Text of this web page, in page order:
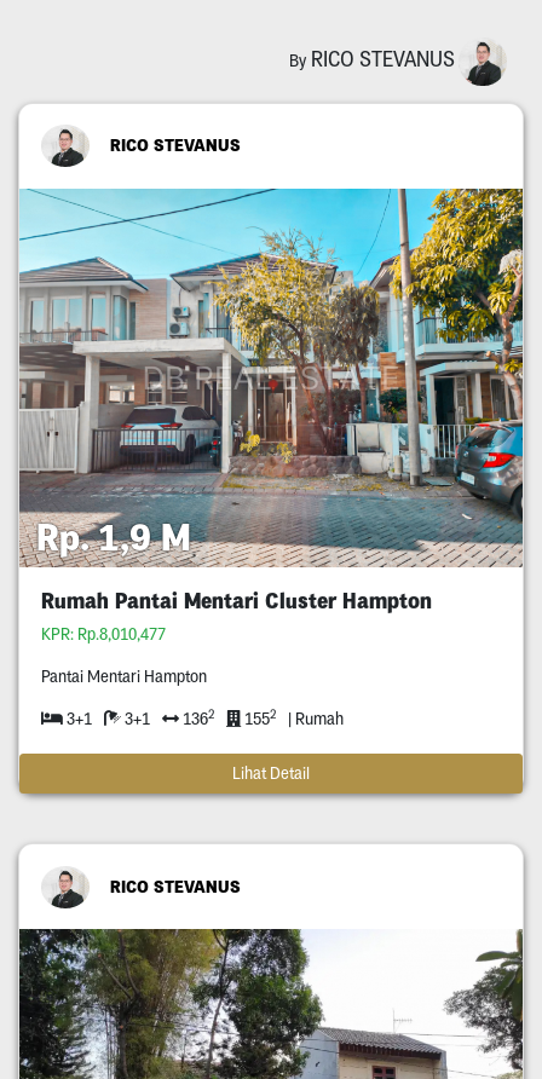
By RICO STEVANUS
RICO STEVANUS
Rp. 1,9 M
Rumah Pantai Mentari Cluster Hampton
KPR: Rp.8,010,477
Pantai Mentari Hampton
3+1 3+1 1362 1552 | Rumah
Lihat Detail
RICO STEVANUS